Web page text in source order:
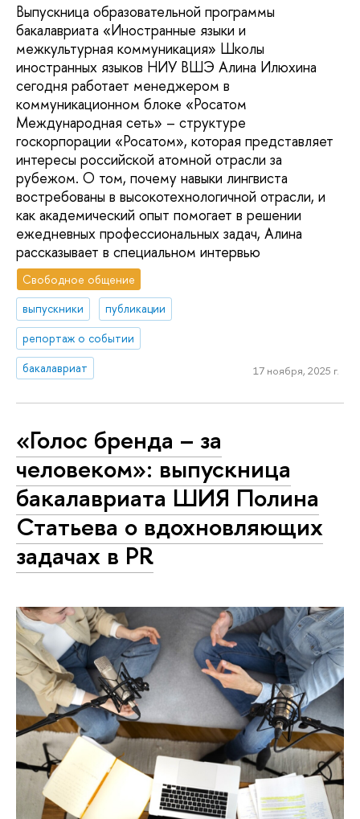
Выпускница образовательной программы
бакалавриата «Иностранные языки и
межкультурная коммуникация» Школы
иностранных языков НИУ ВШЭ Алина Илюхина
сегодня работает менеджером в
коммуникационном блоке «Росатом
Международная сеть» – структуре
госкорпорации «Росатом», которая представляет
интересы российской атомной отрасли за
рубежом. О том, почему навыки лингвиста
востребованы в высокотехнологичной отрасли, и
как академический опыт помогает в решении
ежедневных профессиональных задач, Алина
рассказывает в специальном интервью
Свободное общение
выпускники
публикации
репортаж о событии
бакалавриат
17 ноября, 2025 г.
«Голос бренда – за
человеком»: выпускница
бакалавриата ШИЯ Полина
Статьева о вдохновляющих
задачах в PR